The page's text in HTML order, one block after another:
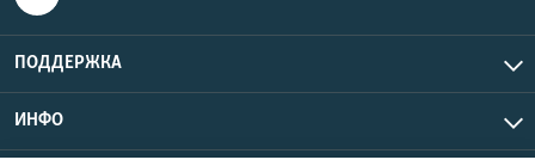
ПОДДЕРЖКА
ИНФО